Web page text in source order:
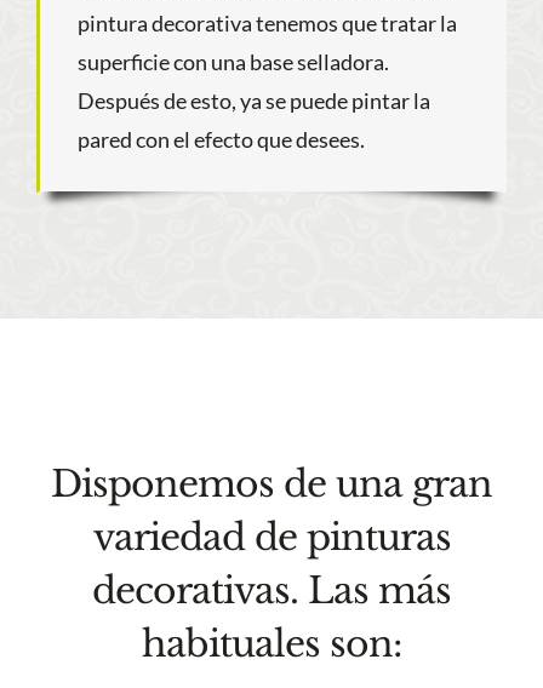
pintura decorativa tenemos que tratar la
superficie con una base selladora.
Después de esto, ya se puede pintar la
pared con el efecto que desees.
Disponemos de una gran
variedad de pinturas
decorativas. Las más
habituales son: